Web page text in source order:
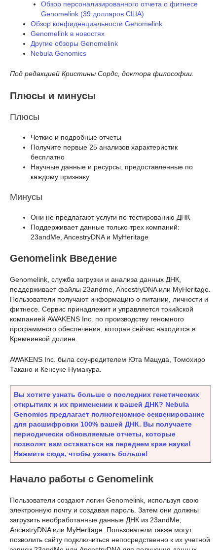
Обзор персонализированного отчета о фитнесе
Genomelink (39 долларов США)
Обзор конфиденциальности Genomelink
Genomelink в новостях
Другие обзоры Genomelink
Nebula Genomics
Под редакцией Кристины Сордс, доктора философии.
Плюсы и минусы
Плюсы
Четкие и подробные отчеты
Получите первые 25 анализов характеристик
бесплатно
Научные данные и ресурсы, предоставленные по
каждому признаку
Минусы
Они не предлагают услуги по тестированию ДНК
Поддерживает данные только трех компаний:
23andMe, AncestryDNA и MyHeritage
Genomelink Введение
Genomelink, служба загрузки и анализа данных ДНК,
поддерживает файлы 23andme, AncestryDNA или MyHeritage.
Пользователи получают информацию о питании, личности и
фитнесе. Сервис принадлежит и управляется токийской
компанией AWAKENS Inc. по производству геномного
программного обеспечения, которая сейчас находится в
Кремниевой долине.
AWAKENS Inc. была соучредителем Юта Мацуда, Томохиро
Такано и Кенсуке Нумакура.
Вы хотите узнать больше о последних генетических
открытиях и их применении к вашей ДНК? Nebula
Genomics предлагает полногеномное секвенирование
для расшифровки 100% вашей ДНК. Вы получаете
периодически обновляемые отчеты, которые
позволят вам оставаться на переднем крае науки!
Нажмите сюда, чтобы узнать больше!
Начало работы с Genomelink
Пользователи создают логин Genomelink, используя свою
электронную почту и создавая пароль. Затем они должны
загрузить необработанные данные ДНК из 23andMe,
AncestryDNA или MyHeritage. Пользователи также могут
позволить сайту подключиться непосредственно к их учетной